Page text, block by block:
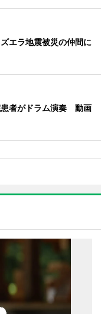
エラ地震被災の仲間に
患者がドラム演奏 動画